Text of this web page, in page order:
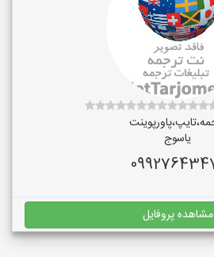
یاسوج
مشاهده پروفایل